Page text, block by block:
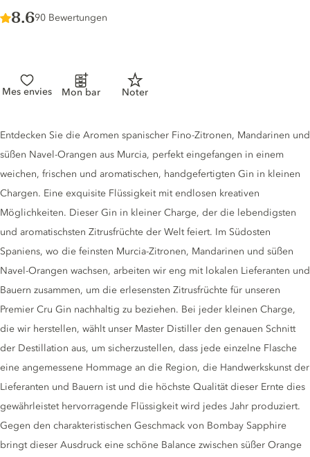
Score :
8.6/ 10
90 Bewertungen
Mes envies Mon bar Noter
Gin description
Entdecken Sie die Aromen spanischer Fino-Zitronen, Mandarinen und
süßen Navel-Orangen aus Murcia, perfekt eingefangen in einem
weichen, frischen und aromatischen, handgefertigten Gin in kleinen
Chargen. Eine exquisite Flüssigkeit mit endlosen kreativen
Möglichkeiten. Dieser Gin in kleiner Charge, der die lebendigsten
und aromatischsten Zitrusfrüchte der Welt feiert. Im Südosten
Spaniens, wo die feinsten Murcia-Zitronen, Mandarinen und süßen
Navel-Orangen wachsen, arbeiten wir eng mit lokalen Lieferanten und
Bauern zusammen, um die erlesensten Zitrusfrüchte für unseren
Premier Cru Gin nachhaltig zu beziehen. Bei jeder kleinen Charge,
die wir herstellen, wählt unser Master Distiller den genauen Schnitt
der Destillation aus, um sicherzustellen, dass jede einzelne Flasche
eine angemessene Hommage an die Region, die Handwerkskunst der
Lieferanten und Bauern ist und die höchste Qualität dieser Ernte dies
gewährleistet hervorragende Flüssigkeit wird jedes Jahr produziert.
Gegen den charakteristischen Geschmack von Bombay Sapphire
bringt dieser Ausdruck eine schöne Balance zwischen süßer Orange